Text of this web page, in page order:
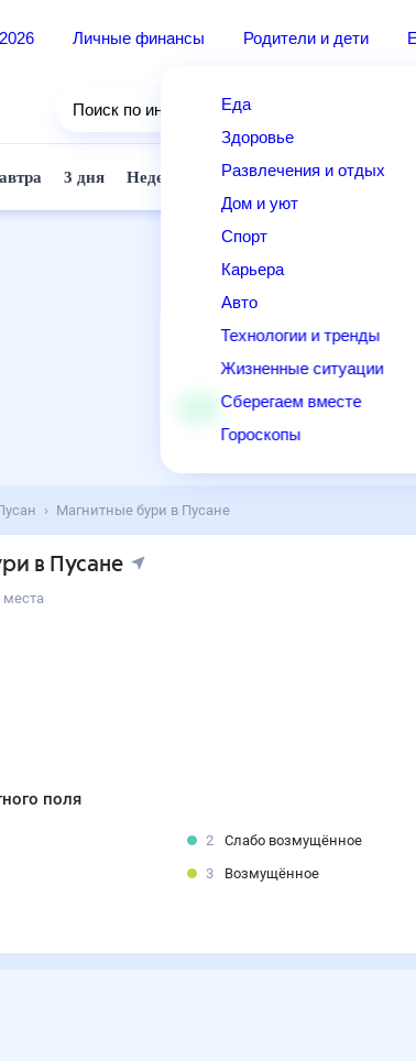
Личные финансы Родители и дети
Еда
Здоровье
Развлечения и отдых
Дом и уют
Спорт
Карьера
Авто
Технологии и тренды
Жизненные ситуации
Сберегаем вместе
Гороскопы
Поиск по интернету
Завтра 3 дня Неделя 10 дней 14 дней
Магнитные бури в Пусане
в Пусане
места
поля
2
Слабо возмущённое
3
Возмущённое